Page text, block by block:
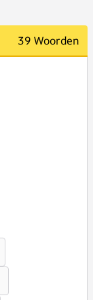
39 Woorden